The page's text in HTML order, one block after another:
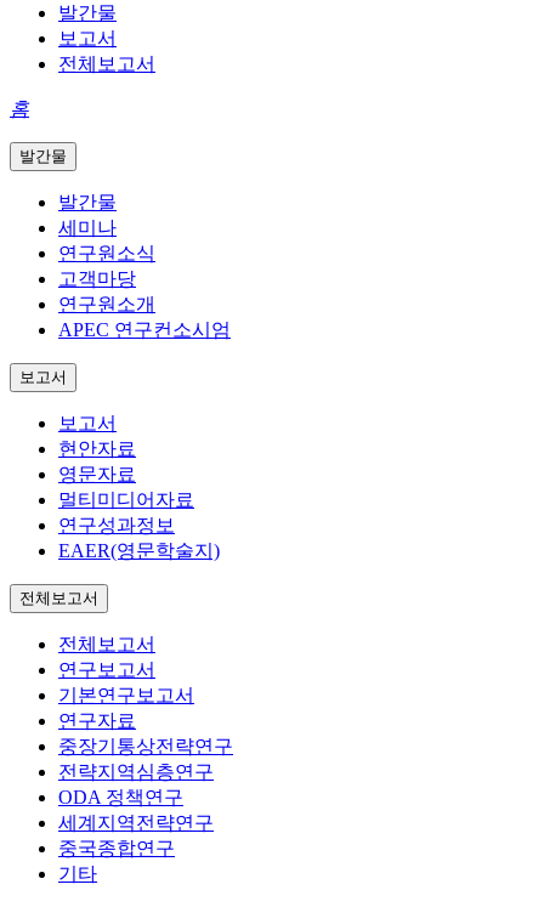
발간물
보고서
전체보고서
홈
발간물
발간물
세미나
연구원소식
고객마당
연구원소개
APEC 연구컨소시엄
보고서
보고서
현안자료
영문자료
멀티미디어자료
연구성과정보
EAER(영문학술지)
전체보고서
전체보고서
연구보고서
기본연구보고서
연구자료
중장기통상전략연구
전략지역심층연구
ODA 정책연구
세계지역전략연구
중국종합연구
기타